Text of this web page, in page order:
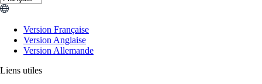
Version Française
Version Anglaise
Version Allemande
Liens utiles